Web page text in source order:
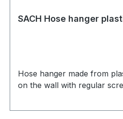
SACH Hose hanger
Hose hanger made from
on the wall with regular